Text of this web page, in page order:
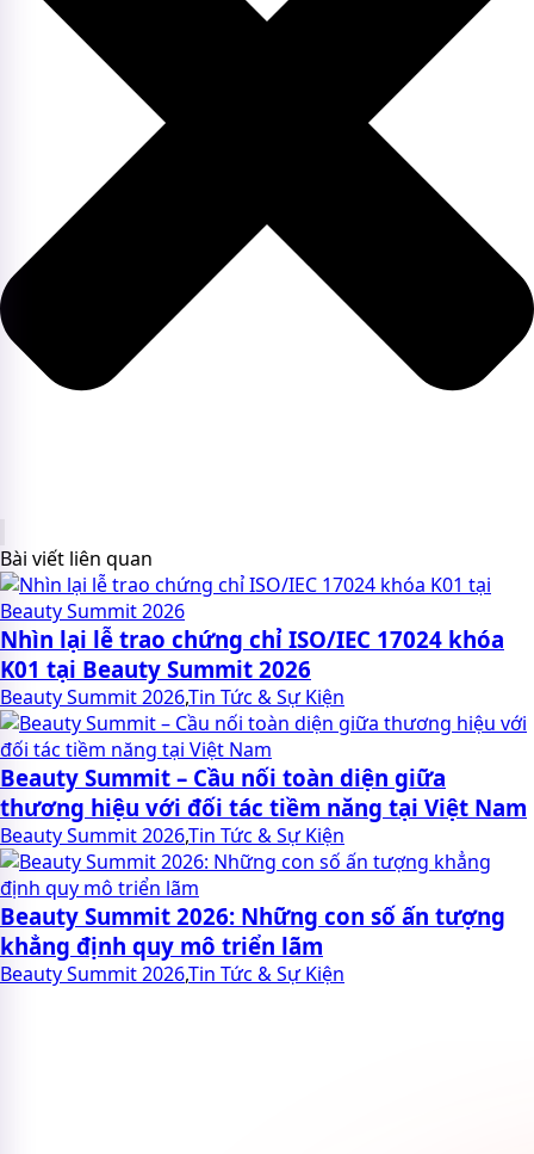
Bài viết liên quan
Nhìn lại lễ trao chứng chỉ ISO/IEC 17024 khóa
K01 tại Beauty Summit 2026
Beauty Summit 2026,Tin Tức & Sự Kiện
Beauty Summit – Cầu nối toàn diện giữa
thương hiệu với đối tác tiềm năng tại Việt Nam
Beauty Summit 2026,Tin Tức & Sự Kiện
Beauty Summit 2026: Những con số ấn tượng
khẳng định quy mô triển lãm
Beauty Summit 2026,Tin Tức & Sự Kiện